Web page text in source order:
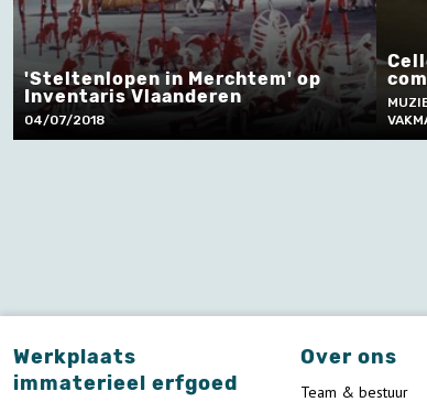
'Steltenlopen in Merchtem' op
Inventaris Vlaanderen
04/07/2018
Werkplaats
immaterieel erfgoed
Over ons
Team & bestuur